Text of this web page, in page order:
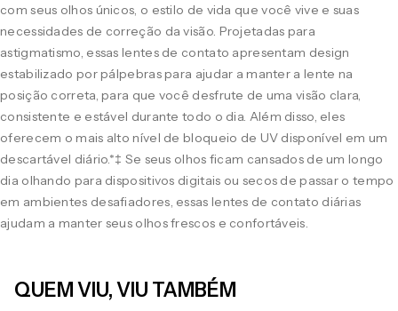
com seus olhos únicos, o estilo de vida que você vive e suas
necessidades de correção da visão. Projetadas para
astigmatismo, essas lentes de contato apresentam design
estabilizado por pálpebras para ajudar a manter a lente na
posição correta, para que você desfrute de uma visão clara,
consistente e estável durante todo o dia. Além disso, eles
oferecem o mais alto nível de bloqueio de UV disponível em um
descartável diário.*‡ Se seus olhos ficam cansados de um longo
dia olhando para dispositivos digitais ou secos de passar o tempo
em ambientes desafiadores, essas lentes de contato diárias
ajudam a manter seus olhos frescos e confortáveis.
QUEM VIU, VIU TAMBÉM